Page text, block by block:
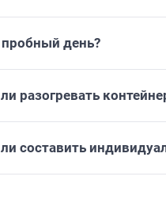
пробный день?
разогревать
составить